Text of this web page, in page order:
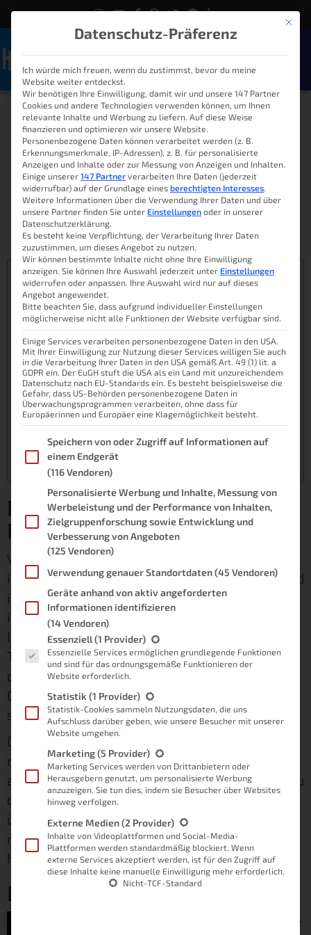
FritzBox – Die beste
Zentrale für Smart
Home?
Lukas
Leserbewertung: 5 von 5 Sternen
Inhaltsverzeichnis
Die FritzBox – mehr als nur ein Router
Der große Vorteil der FritzBox
Steckdosen von AVM – ein smarter Traum
Thermostate für die FritzBox – für
Energiebewusste
AVM-Aktoren sind gesprächig – ein enormer
Vorteil
Wo die FritzBox noch ihre Schwächen hat
433 MHz gegen DECT – Was ist besser?
Die FritzBox – mehr als nur ein
Router
Viele Jahre galt die FritzBox als bester Router
im Heimbereich. Sie wird geliebt, geschätzt und
in Massen verkauft. Doch in der heutigen Zeit
ist sie weit mehr als nur der Zugang zum
Internet. Die FritzBox verwaltet Computer,
Tablets und Smartphones. Sie bietet Filter, um
das Netzwerk sicher zu gestalten und die
Geräte vor Gefahren aus dem WWW zu
schützen.
Doch alles ist das noch lange nicht. Sie dient
neben den gewöhnlichen Einsatzgebieten
auch als Zentrale für dasSmart Home. Falls du
dich nun fragst, ob sie in diesem Bereich
überzeugen kann oder ob du sie weiterhin als
reinen Router einsetzen solltest, dann bist du
hier absolut richtig!
Der große Vorteil der FritzBox
Das Smart Home
Mit
Datenschutz-Präferenz
Ich würde mich freuen, wenn du zustimmst, bevor du meine
Website weiter entdeckst.
Wir benötigen Ihre Einwilligung, damit wir und unsere 147 Partner
Cookies und andere Technologien verwenden können, um Ihnen
relevante Inhalte und Werbung zu liefern. Auf diese Weise
finanzieren und optimieren wir unsere Website.
Personenbezogene Daten können verarbeitet werden (z. B.
Erkennungsmerkmale, IP-Adressen), z. B. für personalisierte
Anzeigen und Inhalte oder zur Messung von Anzeigen und Inhalten.
Einige unserer 147 Partner verarbeiten Ihre Daten (jederzeit
widerrufbar) auf der Grundlage eines berechtigten Interesses.
Weitere Informationen über die Verwendung Ihrer Daten und über
unsere Partner finden Sie unter Einstellungen oder in unserer
Datenschutzerklärung.
Es besteht keine Verpflichtung, der Verarbeitung Ihrer Daten
zuzustimmen, um dieses Angebot zu nutzen.
Wir können bestimmte Inhalte nicht ohne Ihre Einwilligung
anzeigen. Sie können Ihre Auswahl jederzeit unter Einstellungen
widerrufen oder anpassen. Ihre Auswahl wird nur auf dieses
Angebot angewendet.
Bitte beachten Sie, dass aufgrund individueller Einstellungen
möglicherweise nicht alle Funktionen der Website verfügbar sind.
Einige Services verarbeiten personenbezogene Daten in den USA.
Mit Ihrer Einwilligung zur Nutzung dieser Services willigen Sie auch
in die Verarbeitung Ihrer Daten in den USA gemäß Art. 49 (1) lit. a
GDPR ein. Der EuGH stuft die USA als ein Land mit unzureichendem
Datenschutz nach EU-Standards ein. Es besteht beispielsweise die
Gefahr, dass US-Behörden personenbezogene Daten in
Überwachungsprogrammen verarbeiten, ohne dass für
Europäerinnen und Europäer eine Klagemöglichkeit besteht.
Im Folgenden finden Sie eine Liste der Zwecke des IAB
Speichern von oder Zugriff auf Informationen auf
einem Endgerät
(116 Vendoren)
Personalisierte Werbung und Inhalte, Messung von
Werbeleistung und der Performance von Inhalten,
Zielgruppenforschung sowie Entwicklung und
Verbesserung von Angeboten
(125 Vendoren)
Verwendung genauer Standortdaten(45 Vendoren)
Geräte anhand von aktiv angeforderten
Informationen identifizieren
(14 Vendoren)
Es folgt eine Liste der Service-Gruppen, für die eine
Essenziell(1 Provider)
Essenzielle Services ermöglichen grundlegende Funktionen
und sind für das ordnungsgemäße Funktionieren der
Website erforderlich.
Statistik (1 Provider)
Statistik-Cookies sammeln Nutzungsdaten, die uns
Aufschluss darüber geben, wie unsere Besucher mit unserer
Website umgehen.
Marketing(5 Provider)
Marketing Services werden von Drittanbietern oder
Herausgebern genutzt, um personalisierte Werbung
anzuzeigen. Sie tun dies, indem sie Besucher über Websites
hinweg verfolgen.
Externe Medien(2 Provider)
Inhalte von Videoplattformen und Social-Media-
Plattformen werden standardmäßig blockiert. Wenn
externe Services akzeptiert werden, ist für den Zugriff auf
diese Inhalte keine manuelle Einwilligung mehr erforderlich.
Nicht-TCF-Standard